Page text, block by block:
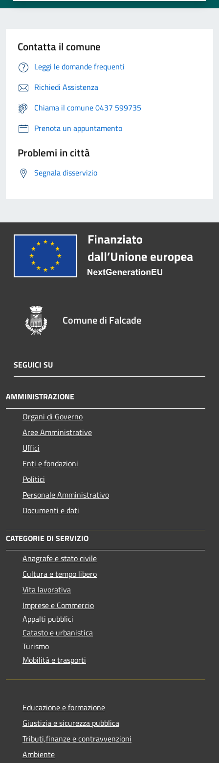
Contatta il comune
Leggi le domande frequenti
Richiedi Assistenza
Chiama il comune 0437 599735
Prenota un appuntamento
Problemi in città
Segnala disservizio
Comune di Falcade
SEGUICI SU
AMMINISTRAZIONE
Organi di Governo
Aree Amministrative
Uffici
Enti e fondazioni
Politici
Personale Amministrativo
Documenti e dati
CATEGORIE DI SERVIZIO
Anagrafe e stato civile
Cultura e tempo libero
Vita lavorativa
Imprese e Commercio
Appalti pubblici
Catasto e urbanistica
Turismo
Mobilità e trasporti
Educazione e formazione
Giustizia e sicurezza pubblica
Tributi,finanze e contravvenzioni
Ambiente